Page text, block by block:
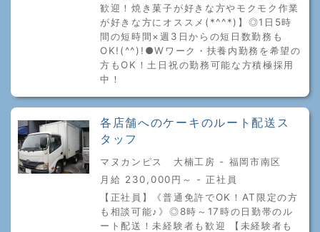
歓迎！焼き菓子が好きな方やモクモク作業
が好きな方にオススメ(*^^*)】◎1日5時
間の短時間×週3日からの短日数勤務も
OK!(^^)!●Wワーク・扶養内勤務を希望の
方もOK！土日祝の勤務可能な方積極採用
中！
各店舗へのケーキのルート配送ス
タッフ
マヌカンピス 大楠工房 - 福岡市南区
月給 230,000円～ - 正社員
【正社員】《普通免許でOK！AT限定の方
も相談可能♪》◎8時～17時の日勤帯のル
ート配送！未経験者も歓迎 【未経験者も